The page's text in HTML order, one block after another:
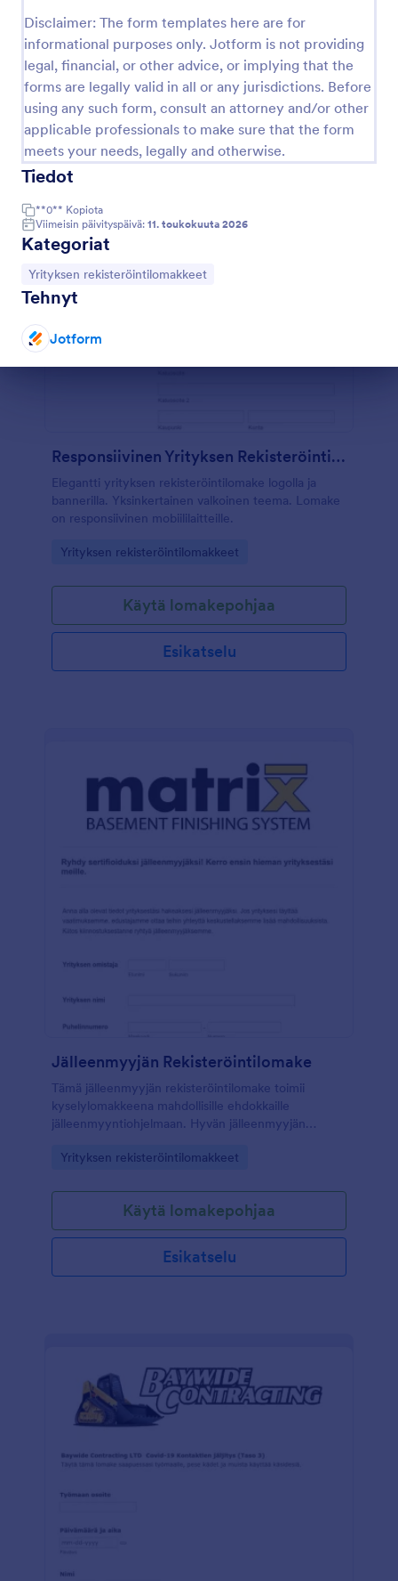
Disclaimer: The form templates here are for
informational purposes only. Jotform is not providing
legal, financial, or other advice, or implying that the
forms are legally valid in all or any jurisdictions. Before
using any such form, consult an attorney and/or other
applicable professionals to make sure that the form
meets your needs, legally and otherwise.
Tiedot
**0** Kopiota
Viimeisin päivityspäivä: 11. toukokuuta 2026
Kategoriat
Siirry kategoriaan:
Yrityksen rekisteröintilomakkeet
Tehnyt
Jotform
sovellusten ja widgetien kokoelmaan optimoidaksesi
lomake ja tehdäksesi siitä juuri sinun näköisesi.
Esikatselu
Responsiivinen Yrityksen Rekisteröintilomake
Elegantti yrityksen rekisteröintilomake logolla ja
bannerilla. Yksinkertainen valkoinen teema. Lomake
on responsiivinen mobiililaitteille.
Go to Category:
Yrityksen rekisteröintilomakkeet
Käytä lomakepohjaa
Esikatselu
Jälleenmyyjän Rekisteröintilomake
Tämä jälleenmyyjän rekisteröintilomake toimii
kyselylomakkeena mahdollisille ehdokkaille
jälleenmyyntiohjelmaan. Hyvän jälleenmyyjän
tarvittavat tiedot, jotta teet karsintaprosessista
JotFormin avulla luoduilla lomakkeilla on mahdollista
hyödyntää laajaa sovellusten, widgetien ja teemojen
kokoelmaamme. Aloita lomakkeen luontiprosessi
jälleenmyyjän rekisteröintilomakepohjan avulla
Go to Category:
Yrityksen rekisteröintilomakkeet
Käytä lomakepohjaa
Esikatselu